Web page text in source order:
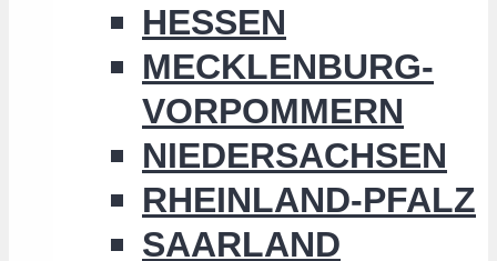
HESSEN
MECKLENBURG-
VORPOMMERN
NIEDERSACHSEN
RHEINLAND-PFALZ
SAARLAND